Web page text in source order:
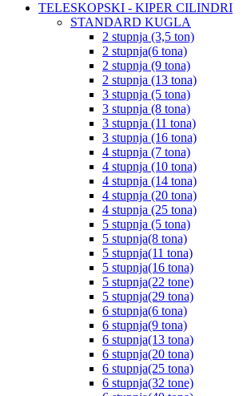
TELESKOPSKI - KIPER CILINDRI
STANDARD KUGLA
2 stupnja (3,5 ton)
2 stupnja(6 tona)
2 stupnja (9 tona)
2 stupnja (13 tona)
3 stupnja (5 tona)
3 stupnja (8 tona)
3 stupnja (11 tona)
3 stupnja (16 tona)
4 stupnja (7 tona)
4 stupnja (10 tona)
4 stupnja (14 tona)
4 stupnja (20 tona)
4 stupnja (25 tona)
5 stupnja (5 tona)
5 stupnja(8 tona)
5 stupnja(11 tona)
5 stupnja(16 tona)
5 stupnja(22 tone)
5 stupnja(29 tona)
6 stupnja(6 tona)
6 stupnja(9 tona)
6 stupnja(13 tona)
6 stupnja(20 tona)
6 stupnja(25 tona)
6 stupnja(32 tone)